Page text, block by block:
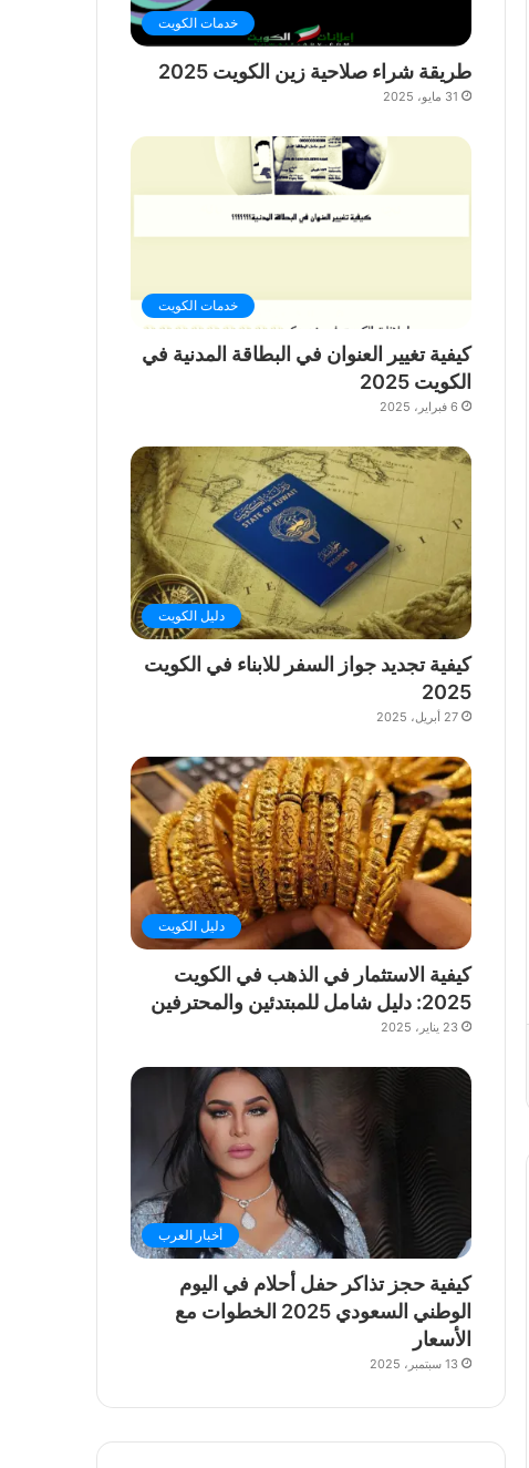
خدمات الكويت
طريقة شراء صلاحية زين الكويت 2025
31 مايو، 2025
خدمات الكويت
كيفية تغيير العنوان في البطاقة المدنية في
الكويت 2025
6 فبراير، 2025
دليل الكويت
كيفية تجديد جواز السفر للابناء في الكويت
2025
27 أبريل، 2025
دليل الكويت
كيفية الاستثمار في الذهب في الكويت
2025: دليل شامل للمبتدئين والمحترفين
23 يناير، 2025
أخبار العرب
كيفية حجز تذاكر حفل أحلام في اليوم
الوطني السعودي 2025 الخطوات مع
الأسعار
13 سبتمبر، 2025